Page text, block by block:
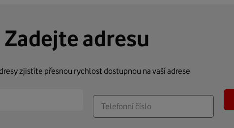
Zadejte adresu
zjistíte přesnou rychlost dostupnou na vaší adrese